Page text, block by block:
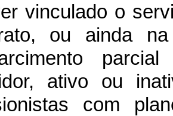
vinculado o
ou ainda
ativo ou
com